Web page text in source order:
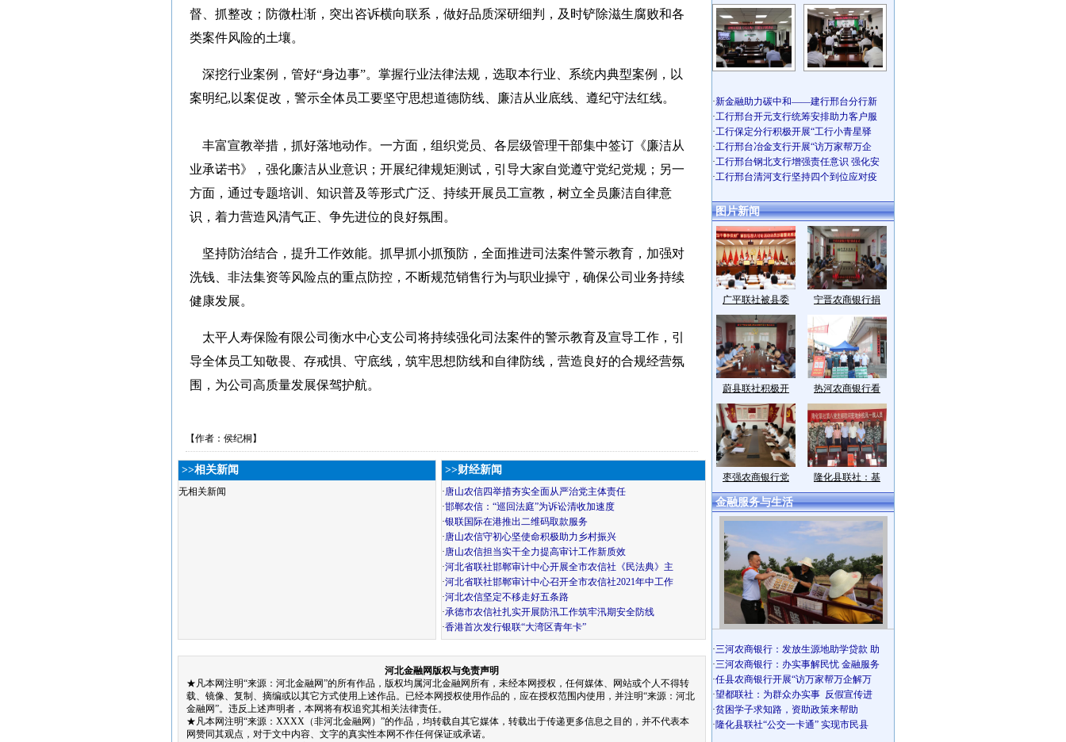
督、抓整改；防微杜渐，突出咨诉横向联系，做好品质深研细判，及时铲除滋生腐败和各
类案件风险的土壤。
深挖行业案例，管好“身边事”。掌握行业法律法规，选取本行业、系统内典型案例，以
案明纪,以案促改，警示全体员工要坚守思想道德防线、廉洁从业底线、遵纪守法红线。
丰富宣教举措，抓好落地动作。一方面，组织党员、各层级管理干部集中签订《廉洁从
业承诺书》，强化廉洁从业意识；开展纪律规矩测试，引导大家自觉遵守党纪党规；另一
方面，通过专题培训、知识普及等形式广泛、持续开展员工宣教，树立全员廉洁自律意
识，着力营造风清气正、争先进位的良好氛围。
坚持防治结合，提升工作效能。抓早抓小抓预防，全面推进司法案件警示教育，加强对
洗钱、非法集资等风险点的重点防控，不断规范销售行为与职业操守，确保公司业务持续
健康发展。
太平人寿保险有限公司衡水中心支公司将持续强化司法案件的警示教育及宣导工作，引
导全体员工知敬畏、存戒惧、守底线，筑牢思想防线和自律防线，营造良好的合规经营氛
围，为公司高质量发展保驾护航。
【作者：侯纪桐】
>>相关新闻
无相关新闻
>>财经新闻
·唐山农信四举措夯实全面从严治党主体责任
·邯郸农信：“巡回法庭”为诉讼清收加速度
·银联国际在港推出二维码取款服务
·唐山农信守初心坚使命积极助力乡村振兴
·唐山农信担当实干全力提高审计工作新质效
·河北省联社邯郸审计中心开展全市农信社《民法典》主
·河北省联社邯郸审计中心召开全市农信社2021年中工作
·河北农信坚定不移走好五条路
·承德市农信社扎实开展防汛工作筑牢汛期安全防线
·香港首次发行银联“大湾区青年卡”
河北金融网版权与免责声明
★凡本网注明“来源：河北金融网”的所有作品，版权均属河北金融网所有，未经本网授权，任何媒体、网站或个人不得转
载、镜像、复制、摘编或以其它方式使用上述作品。已经本网授权使用作品的，应在授权范围内使用，并注明“来源：河北
金融网”。违反上述声明者，本网将有权追究其相关法律责任。
★凡本网注明“来源：XXXX（非河北金融网）”的作品，均转载自其它媒体，转载出于传递更多信息之目的，并不代表本
网赞同其观点，对于文中内容、文字的真实性本网不作任何保证或承诺。
·新金融助力碳中和——建行邢台分行新
·工行邢台开元支行统筹安排助力客户服
·工行保定分行积极开展“工行小青星驿
·工行邢台冶金支行开展“访万家帮万企
·工行邢台钢北支行增强责任意识 强化安
·工行邢台清河支行坚持四个到位应对疫
图片新闻
广平联社被县委 宁晋农商银行捐
蔚县联社积极开 热河农商银行看
枣强农商银行党 隆化县联社：基
金融服务与生活
·三河农商银行：发放生源地助学贷款 助
·三河农商银行：办实事解民忧 金融服务
·任县农商银行开展“访万家帮万企解万
·望都联社：为群众办实事 反假宣传进
·贫困学子求知路，资助政策来帮助
·隆化县联社“公交一卡通” 实现市民县